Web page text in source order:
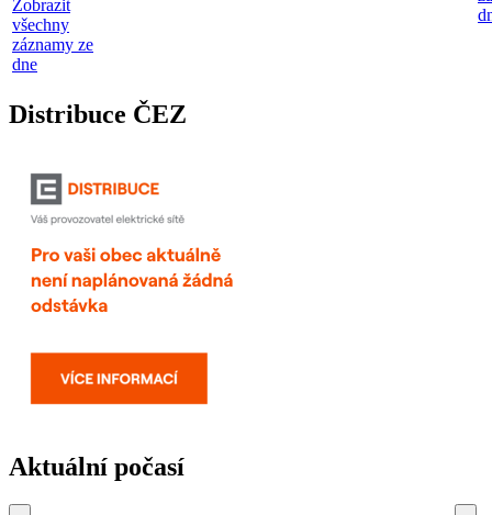
Zobrazit
všechny
záznamy ze
dne
Distribuce ČEZ
Aktuální počasí